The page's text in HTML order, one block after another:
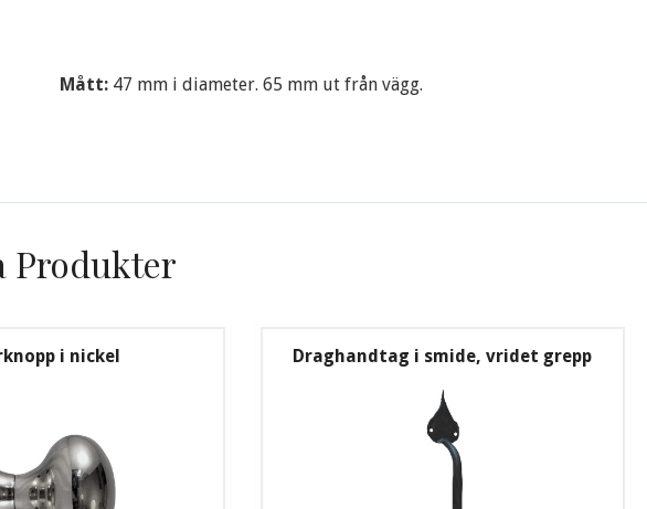
Mått: 47 mm i diameter. 65 mm ut från vägg.
Produkter
i nickel Draghandtag i smide, vridet grepp